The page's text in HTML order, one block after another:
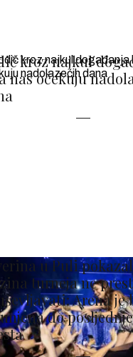
kroz najkul
nas očekuju
u Puli
turneja ne
Arena je
do